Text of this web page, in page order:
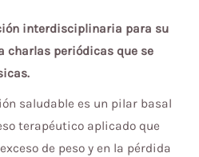
interdisciplinaria para su
charlas periódicas que se
saludable es un pilar basal
terapéutico aplicado que
de peso y en la pérdida